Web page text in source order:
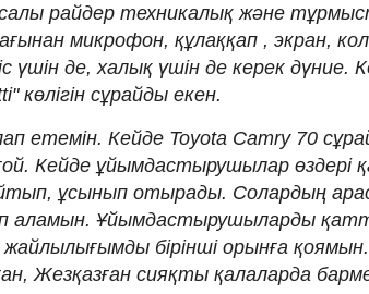
райдер техникалық және
микрофон, құлаққап , экран,
де, халық үшін де керек дүние.
көлігін сұрайды екен.
етемін. Кейде Toyota Camry 70
Кейде ұйымдастырушылар өздері
ұсынып отырады. Солардың
аламын. Ұйымдастырушыларды
бірінші орынға қоямын.
Жезқазған сияқты қалаларда